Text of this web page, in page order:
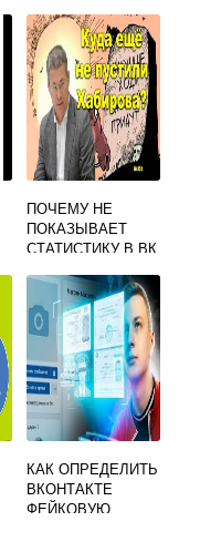
ПОЧЕМУ НЕ
ПОКАЗЫВАЕТ
СТАТИСТИКУ В ВК
ГОВОРИТЬ
КАК ОПРЕДЕЛИТЬ
ВКОНТАКТЕ
ФЕЙКОВУЮ